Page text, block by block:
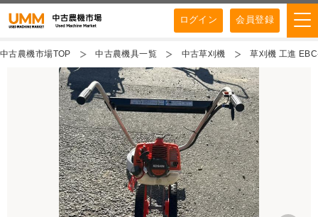
ログイン 会員登録
中古農機市場TOP 中古農機具一覧 中古草刈機 草刈機 工進